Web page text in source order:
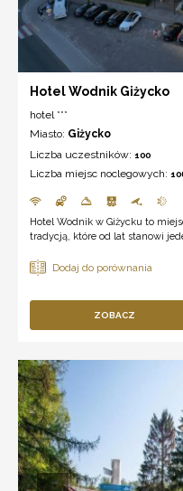
Hotel Wodnik Giżycko
hotel ***
Miasto: Giżycko
Liczba uczestników: 100
Liczba miejsc noclegowych:
Hotel Wodnik w Giżycku to
tradycją, które od lat stanowi
ZOBACZ